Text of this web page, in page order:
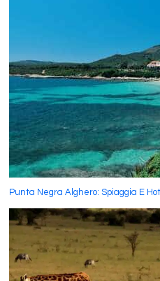
Punta Negra Alghero: Spiaggia E